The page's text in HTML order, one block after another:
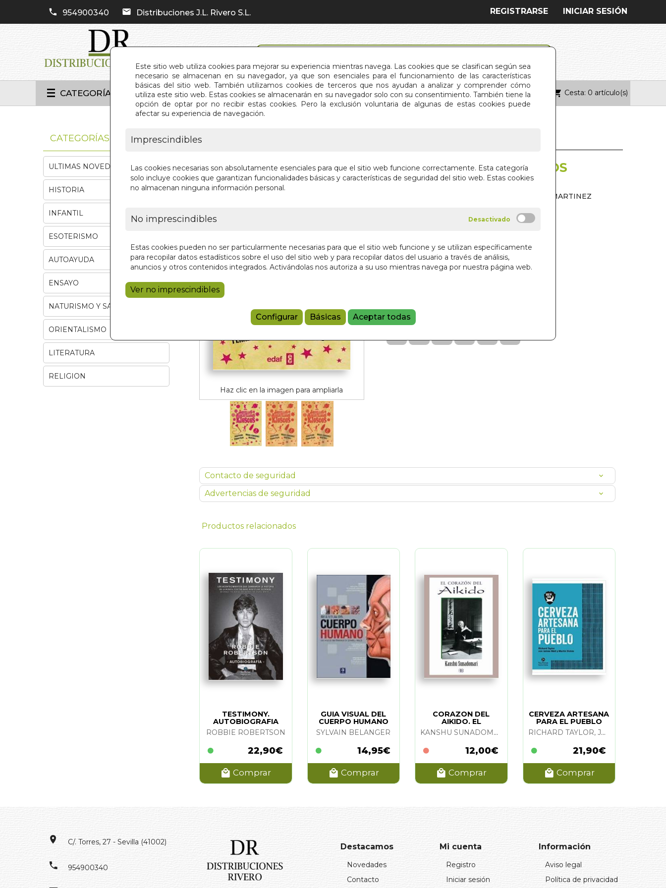
Este sitio web utiliza cookies para mejorar su experiencia mientras navega. Las cookies que se clasifican según sea
necesario se almacenan en su navegador, ya que son esenciales para el funcionamiento de las características
básicas del sitio web. También utilizamos cookies de terceros que nos ayudan a analizar y comprender cómo
utiliza este sitio web. Estas cookies se almacenarán en su navegador solo con su consentimiento. También tiene la
opción de optar por no recibir estas cookies. Pero la exclusión voluntaria de algunas de estas cookies puede
afectar su experiencia de navegación.
Imprescindibles
Las cookies necesarias son absolutamente esenciales para que el sitio web funcione correctamente. Esta categoría
solo incluye cookies que garantizan funcionalidades básicas y características de seguridad del sitio web. Estas cookies
no almacenan ninguna información personal.
No imprescindibles
Estas cookies pueden no ser particularmente necesarias para que el sitio web funcione y se utilizan específicamente
para recopilar datos estadísticos sobre el uso del sitio web y para recopilar datos del usuario a través de análisis,
anuncios y otros contenidos integrados. Activándolas nos autoriza a su uso mientras navega por nuestra página web.
Ver no imprescindibles
Configurar Básicas Aceptar todas
954900340 Distribuciones J.L. Rivero S.L. INICIAR SESIÓN
REGISTRARSE
CATEGORÍAS INICIO QUIÉNES SOMOS CONTACTO Cesta: 0 artículo(s)
Haz clic en la imagen para ampliarla
AQUELLOS MARAVILLOSOS
KIOSCOS
J. P. FERRER PUJOL Y M. FERNANDEZ MARTINEZ
9,95 €
Añadir a la cesta
Referencia:
Contacto de seguridad
Advertencias de seguridad
Productos relacionados
TESTIMONY.
AUTOBIOGRAFIA
ROBBIE ROBERTSON
22,90€
Comprar
GUIA VISUAL DEL
CUERPO HUMANO
SYLVAIN BELANGER
14,95€
Comprar
CORAZON DEL
AIKIDO. EL
KANSHU SUNADOMARI
12,00€
Comprar
CERVEZA ARTESANA
PARA EL PUEBLO
RICHARD TAYLOR, JAMES WATT Y NARTIN DICKIE
21,90€
Comprar
CATEGORÍAS
ULTIMAS NOVEDADES
HISTORIA
INFANTIL
ESOTERISMO
AUTOAYUDA
ENSAYO
NATURISMO Y SALUD
ORIENTALISMO
LITERATURA
RELIGION
C/. Torres, 27 - Sevilla (41002)
954900340
Destacamos
Novedades
Contacto
Mi cuenta
Registro
Iniciar sesión
Información
Aviso legal
Política de privacidad